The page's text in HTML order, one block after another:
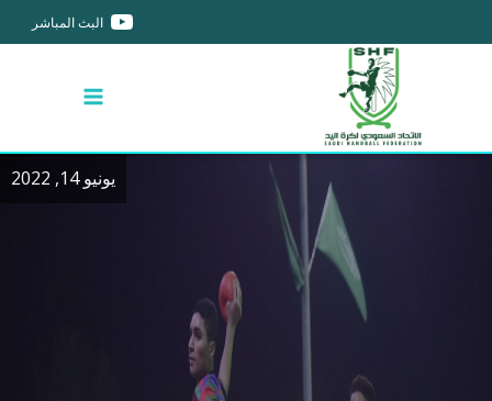
البث المباشر
يونيو 14, 2022